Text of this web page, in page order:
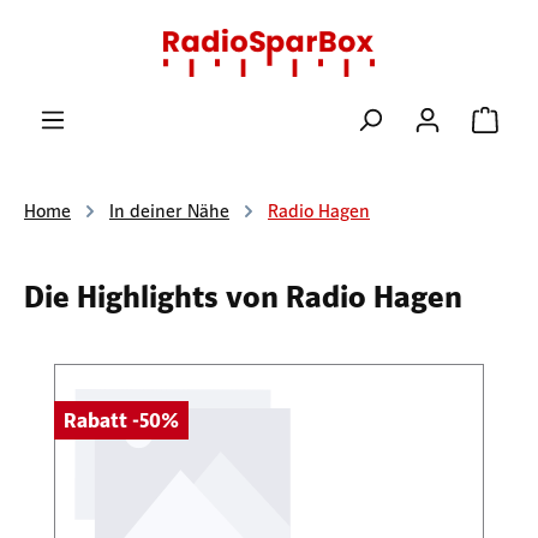
Zum Hauptinhalt springen
Home In deiner Nähe Radio Hagen
Die Highlights von Radio Hagen
Rabatt -50%